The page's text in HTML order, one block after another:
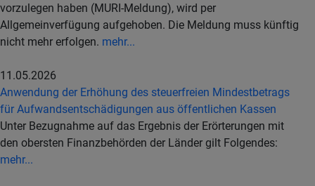
vorzulegen haben (MURI-Meldung), wird per
Allgemeinverfügung aufgehoben. Die Meldung muss künftig
nicht mehr erfolgen. mehr...
11.05.2026
Anwendung der Erhöhung des steuerfreien Mindestbetrags
für Aufwandsentschädigungen aus öffentlichen Kassen
Unter Bezugnahme auf das Ergebnis der Erörterungen mit
den obersten Finanzbehörden der Länder gilt Folgendes:
mehr...